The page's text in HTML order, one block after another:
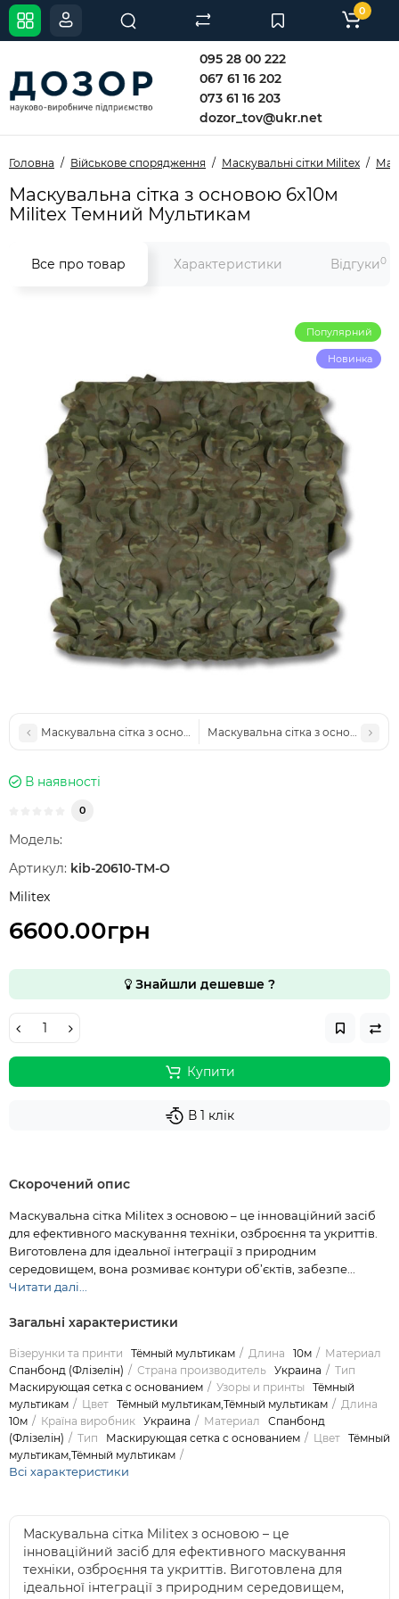
095 28 00 222
067 61 16 202
073 61 16 203
dozor_tov@ukr.net
0
Головна Військове спорядження Маскувальні сітки Militex
Маскувальна сітка з основою 6х10м
Militex Темний Мультикам
Все про товар Характеристики Відгуки0
Популярний
Новинка
Маскувальна сітка з основою 5х10м Militex Темний Мультикам
Маскувальна сітка з основою
В наявності
0
Модель:
Артикул: kib-20610-ТМ-О
Militex
6600.00грн
Знайшли дешевше ?
Купити
В 1 клік
Скорочений опис
Маскувальна сітка Militex з основою – це інноваційний засіб
для ефективного маскування техніки, озброєння та укриттів.
Виготовлена для ідеальної інтеграції з природним
середовищем, вона розмиває контури об’єктів, забезпе...
Читати далі...
Загальні характеристики
Візерунки та принти Тёмный мультикам Длина 10м
Материал
Спанбонд (Флізелін)
Страна производитель Украина
Тип
Маскирующая сетка с основанием
Узоры и принты
Тёмный
мультикам
Цвет Тёмный мультикам,Тёмный мультикам
Длина
10м
Країна виробник Украина Материал
Спанбонд
(Флізелін)
Тип Маскирующая сетка с основанием Цвет Тёмный
мультикам,Тёмный мультикам
Всі характеристики
Маскувальна сітка Militex з основою – це
інноваційний засіб для ефективного маскування
техніки, озброєння та укриттів. Виготовлена для
ідеальної інтеграції з природним середовищем,